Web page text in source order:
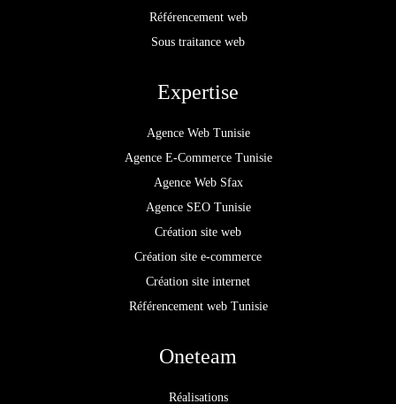
Référencement web
Sous traitance web
Expertise
Agence Web Tunisie
Agence E-Commerce Tunisie
Agence Web Sfax
Agence SEO Tunisie
Création site web
Création site e-commerce
Création site internet
Référencement web Tunisie
Oneteam
Réalisations